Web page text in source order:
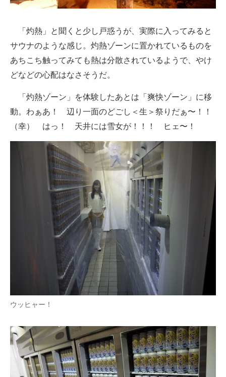
「灼熱」と聞くと少し戸惑うが、実際に入ってみると
サウナのような感じ。灼熱ゾーンに置かれているものを
あちこち触ってみても熱は分散されているようで、やけ
どなどの心配はなさそうだ。
「灼熱ゾーン」を体験したあとは「爽快ゾーン」に移
動。わぁあ！ 辺り一面のどごし＜生＞祭りだぁ〜！！
（幸） はっ！ 天井には雪女が！！！ ヒェ〜！
ウッヒャー！